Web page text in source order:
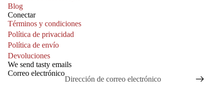
Blog
Conectar
Términos y condiciones
Política de privacidad
Política de envío
Devoluciones
We send tasty emails
Correo electrónico
Política de reembolso
Política de privacidad
Términos del servicio
Política de envío
Información de contacto